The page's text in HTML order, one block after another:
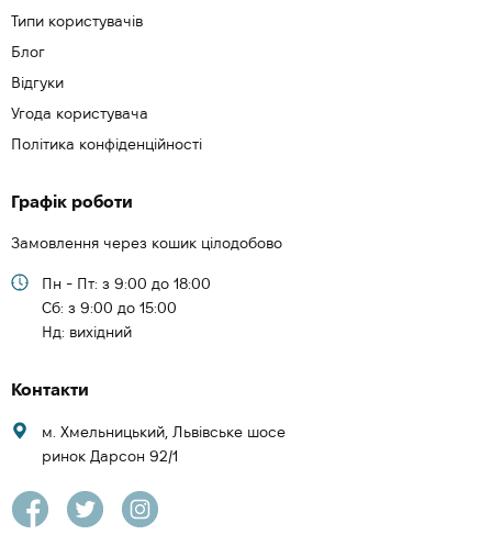
Типи користувачів
Блог
Відгуки
Угода користувача
Політика конфіденційності
Графік роботи
Замовлення через кошик цілодобово
Пн - Пт: з 9:00 до 18:00
Cб: з 9:00 до 15:00
Нд: вихідний
Контакти
м. Хмельницький, Львівське шосе
ринок Дарсон 92/1